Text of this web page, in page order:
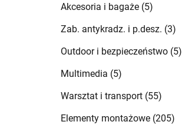
Akcesoria i bagaże (5)
Zab. antykradz. i p.desz. (3)
Outdoor i bezpieczeństwo (5)
Multimedia (5)
Warsztat i transport (55)
Elementy montażowe (205)